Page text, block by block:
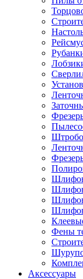
Фены
Аксессуары